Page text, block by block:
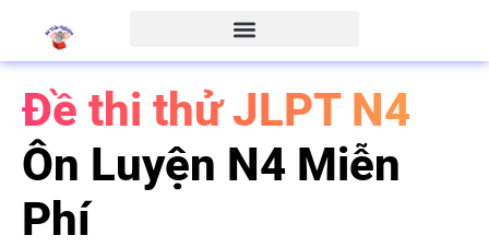
Đề thi thử JLPT N4
Ôn Luyện N4 Miễn
Phí